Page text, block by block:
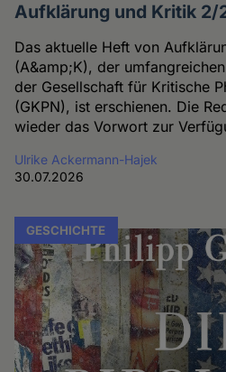
Aufklärung und Kritik 2/
Das aktuelle Heft von
(A&amp;K), der
der Gesellschaft für Kritische
(GKPN), ist erschienen. Die
wieder das Vorwort zur
Ulrike Ackermann-Hajek
30.07.2026
GESCHICHTE